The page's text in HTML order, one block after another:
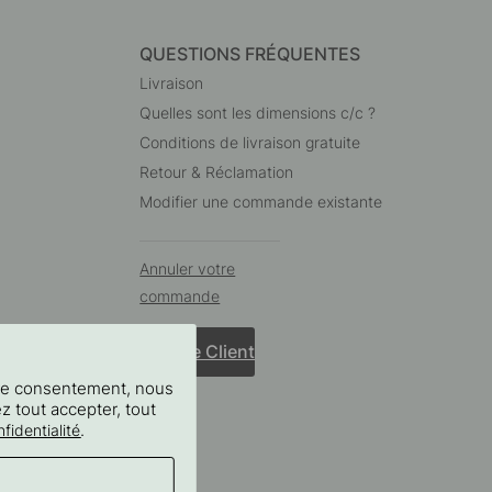
QUESTIONS FRÉQUENTES
Livraison
Quelles sont les dimensions c/c ?
Conditions de livraison gratuite
Retour & Réclamation
Modifier une commande existante
Annuler votre
commande
Service Client
consentement, nous
tout accepter, tout
.